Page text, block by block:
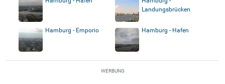
Landungsbrücken
Hamburg - Emporio Hamburg - Hafen
WERBUNG